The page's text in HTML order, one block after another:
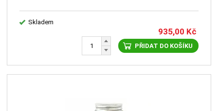
Skladem
935,00 Kč
PŘIDAT DO KOŠÍKU